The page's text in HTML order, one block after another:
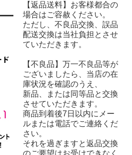
【返品送料】お客様都合の
場合はご容赦ください。
ただし、不良品交換、誤品
配送交換は当社負担とさせ
ていただきます。
【不良品】万一不良品等が
ございましたら、当店の在
庫状況を確認のうえ、
新品、または同等品と交換
させていただきます。
商品到着後7日以内にメー
ルまたは電話でご連絡くだ
さい。
それを過ぎますと返品交換